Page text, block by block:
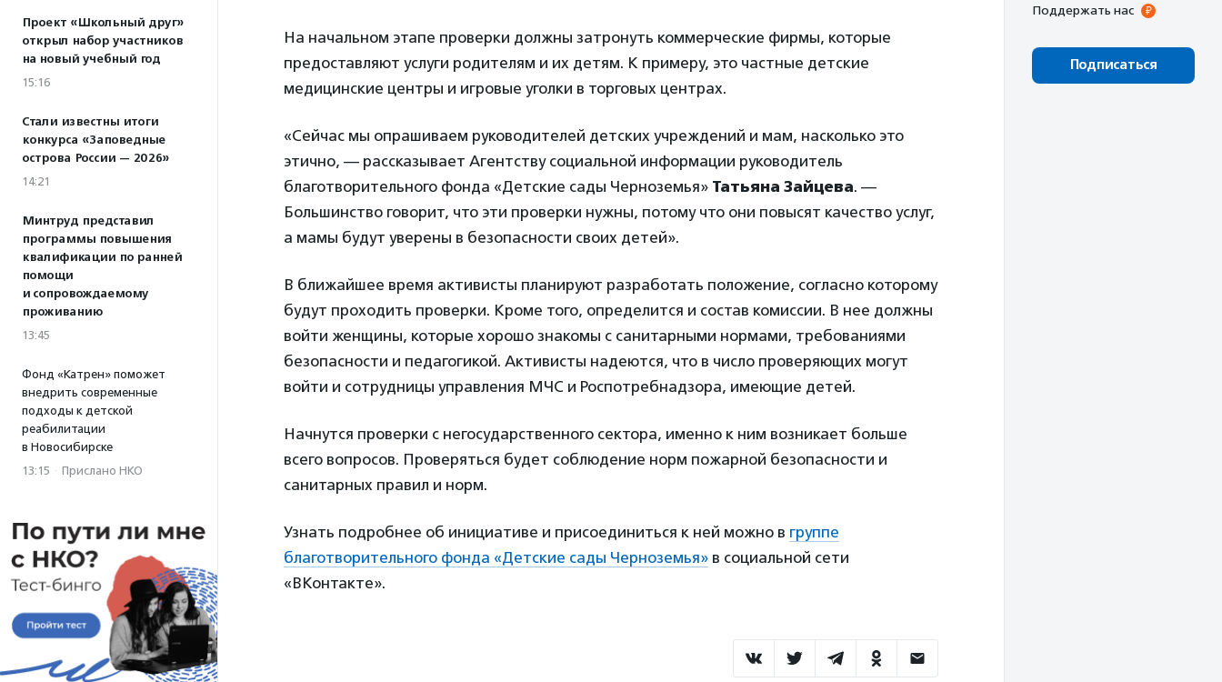
Проект «Школьный друг»
открыл набор участников
на новый учебный год
15:16
Стали известны итоги
конкурса «Заповедные
острова России — 2026»
14:21
Минтруд представил
программы повышения
квалификации по ранней
помощи
и сопровождаемому
проживанию
13:45
Фонд «Катрен» поможет
внедрить современные
подходы к детской
реабилитации
в Новосибирске
13:15 · Прислано НКО
На начальном этапе проверки должны затронуть коммерческие фирмы, которые
предоставляют услуги родителям и их детям. К примеру, это частные детские
медицинские центры и игровые уголки в торговых центрах.
«Сейчас мы опрашиваем руководителей детских учреждений и мам, насколько это
этично, — рассказывает Агентству социальной информации руководитель
благотворительного фонда «Детские сады Черноземья» Татьяна Зайцева. —
Большинство говорит, что эти проверки нужны, потому что они повысят качество услуг,
а мамы будут уверены в безопасности своих детей».
В ближайшее время активисты планируют разработать положение, согласно которому
будут проходить проверки. Кроме того, определится и состав комиссии. В нее должны
войти женщины, которые хорошо знакомы с санитарными нормами, требованиями
безопасности и педагогикой. Активисты надеются, что в число проверяющих могут
войти и сотрудницы управления МЧС и Роспотребнадзора, имеющие детей.
Начнутся проверки с негосударственного сектора, именно к ним возникает больше
всего вопросов. Проверяться будет соблюдение норм пожарной безопасности и
санитарных правил и норм.
Узнать подробнее об инициативе и присоединиться к ней можно в группе
благотворительного фонда «Детские сады Черноземья» в социальной сети
«ВКонтакте».
Поддержать нас
Подписаться